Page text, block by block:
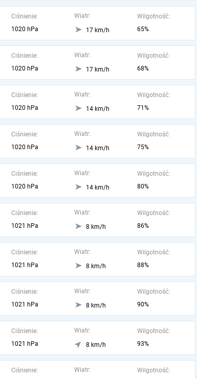
Ciśnienie:
1020 hPa
Wiatr:
17 km/h
Wilgotność:
65%
Ciśnienie:
1020 hPa
Wiatr:
17 km/h
Wilgotność:
68%
Ciśnienie:
1020 hPa
Wiatr:
14 km/h
Wilgotność:
71%
Ciśnienie:
1020 hPa
Wiatr:
14 km/h
Wilgotność:
75%
Ciśnienie:
1020 hPa
Wiatr:
14 km/h
Wilgotność:
80%
Ciśnienie:
1021 hPa
Wiatr:
8 km/h
Wilgotność:
86%
Ciśnienie:
1021 hPa
Wiatr:
8 km/h
Wilgotność:
88%
Ciśnienie:
1021 hPa
Wiatr:
8 km/h
Wilgotność:
90%
Ciśnienie:
1021 hPa
Wiatr:
8 km/h
Wilgotność:
93%
Ciśnienie:
Wiatr:
Wilgotność: